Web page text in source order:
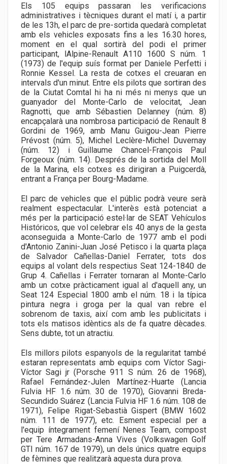
Els 105 equips passaran les verificacions
administratives i tècniques durant el matí i, a partir
de les 13h, el parc de pre-sortida quedarà completat
amb els vehicles exposats fins a les 16.30 hores,
moment en el qual sortirà del podi el primer
participant, lAlpine-Renault A110 1600 S núm. 1
(1973) de l'equip suís format per Daniele Perfetti i
Ronnie Kessel. La resta de cotxes el creuaran en
intervals d'un minut. Entre els pilots que sortiran des
de la Ciutat Comtal hi ha ni més ni menys que un
guanyador del Monte-Carlo de velocitat, Jean
Ragnotti, que amb Sébastien Delanney (núm. 8)
encapçalarà una nombrosa participació de Renault 8
Gordini de 1969, amb Manu Guigou-Jean Pierre
Prévost (núm. 5), Michel Leclère-Michel Duvernay
(núm. 12) i Guillaume Chancel-François Paul
Forgeoux (núm. 14). Després de la sortida del Moll
de la Marina, els cotxes es dirigiran a Puigcerdà,
entrant a França per Bourg-Madame.
El parc de vehicles que el públic podrà veure serà
realment espectacular. L'interès està potenciat a
més per la participació estel·lar de SEAT Vehículos
Históricos, que vol celebrar els 40 anys de la gesta
aconseguida a Monte-Carlo de 1977 amb el podi
d'Antonio Zanini-Juan José Petisco i la quarta plaça
de Salvador Cañellas-Daniel Ferrater, tots dos
equips al volant dels respectius Seat 124-1840 de
Grup 4. Cañellas i Ferrater tornaran al Monte-Carlo
amb un cotxe pràcticament igual al d'aquell any, un
Seat 124 Especial 1800 amb el núm. 18 i la típica
pintura negra i groga per la qual van rebre el
sobrenom de taxis, així com amb les publicitats i
tots els matisos idèntics als de fa quatre dècades.
Sens dubte, tot un atractiu.
Els millors pilots espanyols de la regularitat també
estaran representats amb equips com Víctor Sagi-
Víctor Sagi jr (Porsche 911 S núm. 26 de 1968),
Rafael Fernández-Julen Martínez-Huarte (Lancia
Fulvia HF 1.6 núm. 30 de 1970), Giovanni Breda-
Secundido Suárez (Lancia Fulvia HF 1.6 núm. 108 de
1971), Felipe Rigat-Sebastià Gispert (BMW 1602
núm. 111 de 1977), etc. Esment especial per a
l'equip íntegrament femení Nenes Team, compost
per Tere Armadans-Anna Vives (Volkswagen Golf
GTI núm. 167 de 1979), un dels únics quatre equips
de fèmines que realitzarà aquesta dura prova.